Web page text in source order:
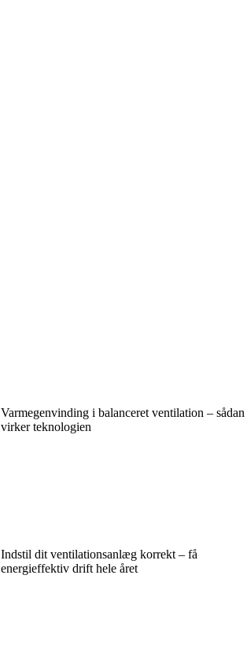
Varmegenvinding i balanceret ventilation – sådan
virker teknologien
Indstil dit ventilationsanlæg korrekt – få
energieffektiv drift hele året